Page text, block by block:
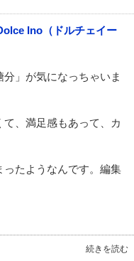
」が気になっちゃいま
、満足感もあって、カ
ったようなんです。編集
続きを読む